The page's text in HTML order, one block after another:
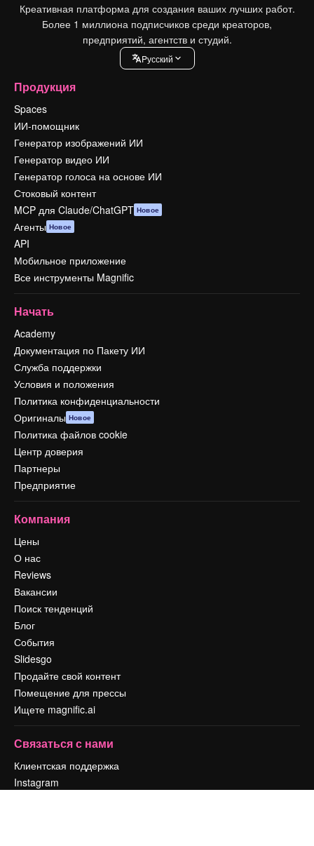
Креативная платформа для создания ваших лучших работ.
Более 1 миллиона подписчиков среди креаторов,
предприятий, агентств и студий.
Pусский
Продукция
Spaces
ИИ-помощник
Генератор изображений ИИ
Генератор видео ИИ
Генератор голоса на основе ИИ
Стоковый контент
MCP для Claude/ChatGPT Новое
Агенты Новое
API
Мобильное приложение
Все инструменты Magnific
Начать
Academy
Документация по Пакету ИИ
Служба поддержки
Условия и положения
Политика конфиденциальности
Оригиналы Новое
Политика файлов cookie
Центр доверия
Партнеры
Предприятие
Компания
Цены
О нас
Reviews
Вакансии
Поиск тенденций
Блог
События
Slidesgo
Продайте свой контент
Помещение для прессы
Ищете magnific.ai
Связаться с нами
Клиентская поддержка
Instagram